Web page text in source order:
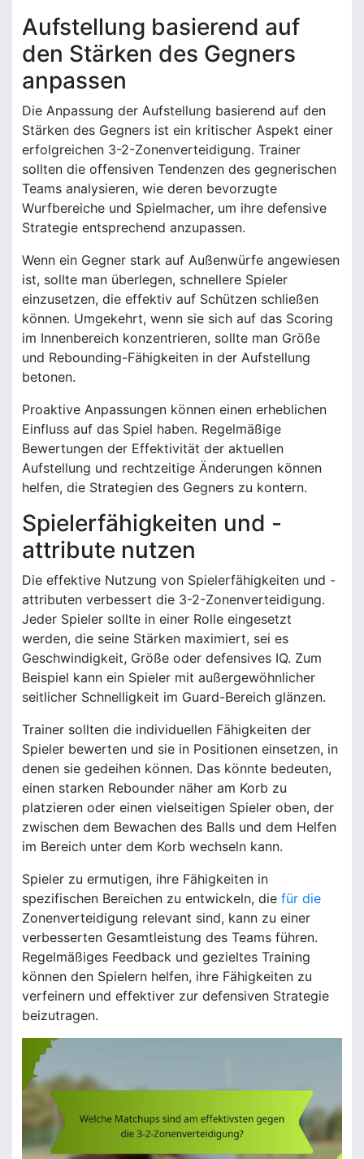
Aufstellung basierend auf
den Stärken des Gegners
anpassen
Die Anpassung der Aufstellung basierend auf den
Stärken des Gegners ist ein kritischer Aspekt einer
erfolgreichen 3-2-Zonenverteidigung. Trainer
sollten die offensiven Tendenzen des gegnerischen
Teams analysieren, wie deren bevorzugte
Wurfbereiche und Spielmacher, um ihre defensive
Strategie entsprechend anzupassen.
Wenn ein Gegner stark auf Außenwürfe angewiesen
ist, sollte man überlegen, schnellere Spieler
einzusetzen, die effektiv auf Schützen schließen
können. Umgekehrt, wenn sie sich auf das Scoring
im Innenbereich konzentrieren, sollte man Größe
und Rebounding-Fähigkeiten in der Aufstellung
betonen.
Proaktive Anpassungen können einen erheblichen
Einfluss auf das Spiel haben. Regelmäßige
Bewertungen der Effektivität der aktuellen
Aufstellung und rechtzeitige Änderungen können
helfen, die Strategien des Gegners zu kontern.
Spielerfähigkeiten und -
attribute nutzen
Die effektive Nutzung von Spielerfähigkeiten und -
attributen verbessert die 3-2-Zonenverteidigung.
Jeder Spieler sollte in einer Rolle eingesetzt
werden, die seine Stärken maximiert, sei es
Geschwindigkeit, Größe oder defensives IQ. Zum
Beispiel kann ein Spieler mit außergewöhnlicher
seitlicher Schnelligkeit im Guard-Bereich glänzen.
Trainer sollten die individuellen Fähigkeiten der
Spieler bewerten und sie in Positionen einsetzen, in
denen sie gedeihen können. Das könnte bedeuten,
einen starken Rebounder näher am Korb zu
platzieren oder einen vielseitigen Spieler oben, der
zwischen dem Bewachen des Balls und dem Helfen
im Bereich unter dem Korb wechseln kann.
Spieler zu ermutigen, ihre Fähigkeiten in
spezifischen Bereichen zu entwickeln, die für die
Zonenverteidigung relevant sind, kann zu einer
verbesserten Gesamtleistung des Teams führen.
Regelmäßiges Feedback und gezieltes Training
können den Spielern helfen, ihre Fähigkeiten zu
verfeinern und effektiver zur defensiven Strategie
beizutragen.